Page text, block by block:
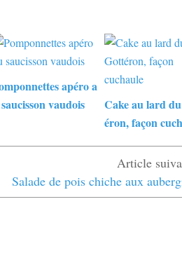
apéro a
vaudois
Cake au lard
éron, façon
Salade de pois chiche aux